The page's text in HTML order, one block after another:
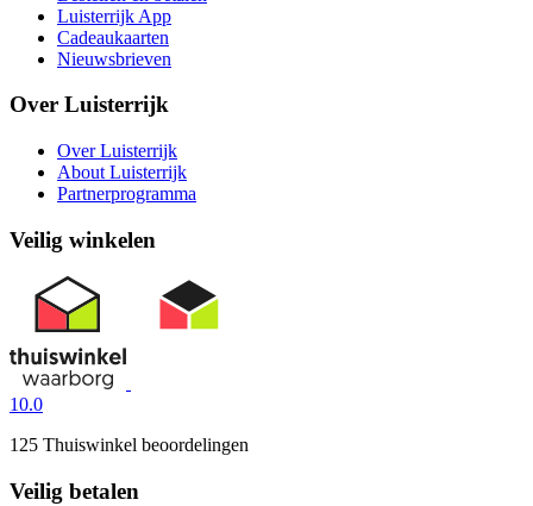
Luisterrijk App
Cadeaukaarten
Nieuwsbrieven
Over Luisterrijk
Over Luisterrijk
About Luisterrijk
Partnerprogramma
Veilig winkelen
10.0
125 Thuiswinkel beoordelingen
Veilig betalen